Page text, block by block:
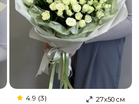
4.9 (3) 27х50 см